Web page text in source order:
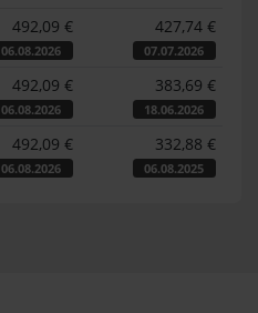
492,09 €
06.08.2026
427,74 €
07.07.2026
492,09 €
06.08.2026
383,69 €
18.06.2026
492,09 €
06.08.2026
332,88 €
06.08.2025